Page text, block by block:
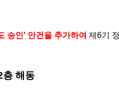
승인' 안건을 추가하여 제6기
층 해동